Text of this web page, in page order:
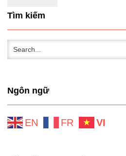
Tìm kiếm
Ngôn ngữ
EN FR VI